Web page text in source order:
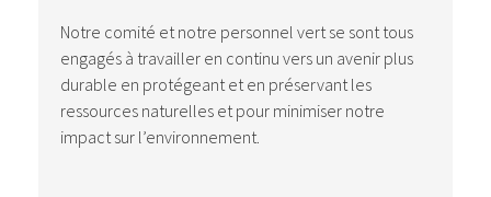
Notre comité et notre personnel vert se sont tous
engagés à travailler en continu vers un avenir plus
durable en protégeant et en préservant les
ressources naturelles et pour minimiser notre
impact sur l’environnement.